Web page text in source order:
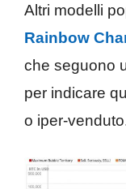
Altri modelli
Rainbow
che seguono
per indicare
o iper-